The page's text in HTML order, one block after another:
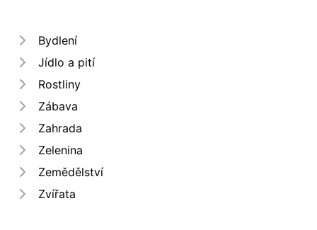
Bydlení
Jídlo a pití
Rostliny
Zábava
Zahrada
Zelenina
Zemědělství
Zvířata